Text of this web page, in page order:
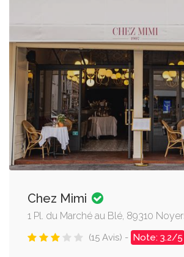
Chez Mimi
1 Pl. du Marché au Blé, 89310
(15 Avis) - Note: 3.2/5